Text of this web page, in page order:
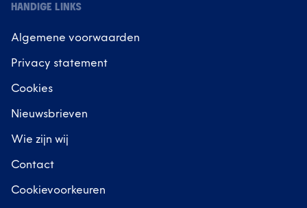
HANDIGE LINKS
Algemene voorwaarden
Privacy statement
Cookies
Nieuwsbrieven
Wie zijn wij
Contact
Cookievoorkeuren